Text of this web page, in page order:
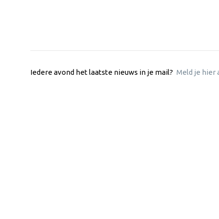
Iedere avond het laatste nieuws in je mail? Meld je hier